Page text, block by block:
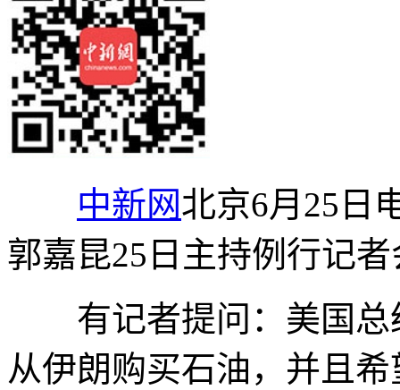
中新网北京6月25日
郭嘉昆25日主持例行记
有记者提问：美国总
从伊朗购买石油，并且